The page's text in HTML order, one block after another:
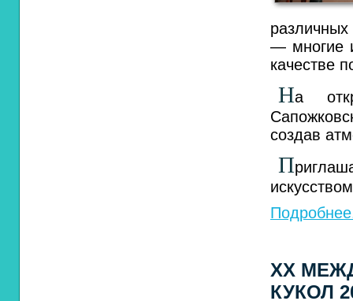
— многие
качестве
На
создав
П
ХХ
КУКОЛ